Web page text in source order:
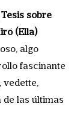
Tesis sobre
(Ella)
algo
fascinante
vedette,
las últimas